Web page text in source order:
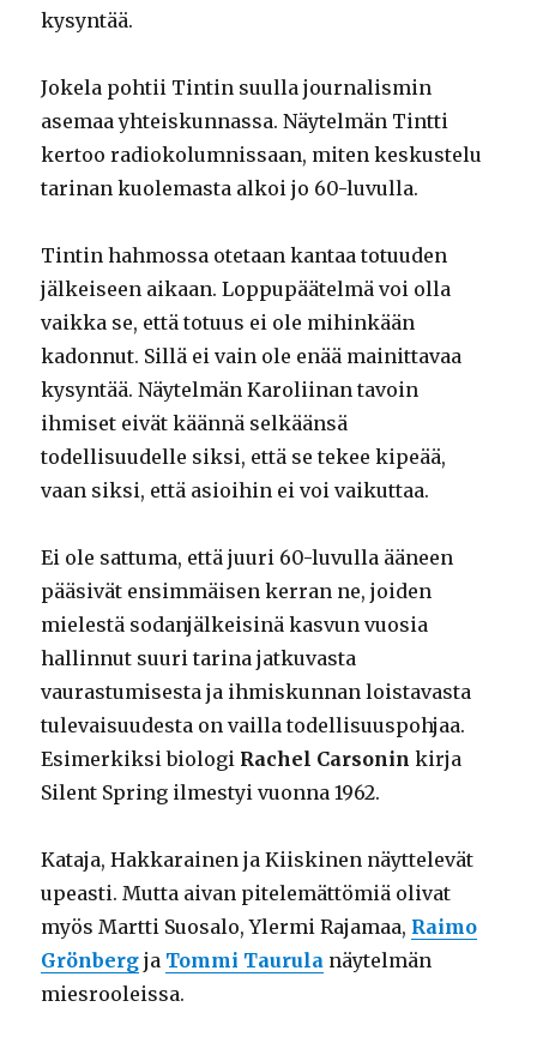
kysyntää.
Jokela pohtii Tintin suulla journalismin
asemaa yhteiskunnassa. Näytelmän Tintti
kertoo radiokolumnissaan, miten keskustelu
tarinan kuolemasta alkoi jo 60-luvulla.
Tintin hahmossa otetaan kantaa totuuden
jälkeiseen aikaan. Loppupäätelmä voi olla
vaikka se, että totuus ei ole mihinkään
kadonnut. Sillä ei vain ole enää mainittavaa
kysyntää. Näytelmän Karoliinan tavoin
ihmiset eivät käännä selkäänsä
todellisuudelle siksi, että se tekee kipeää,
vaan siksi, että asioihin ei voi vaikuttaa.
Ei ole sattuma, että juuri 60-luvulla ääneen
pääsivät ensimmäisen kerran ne, joiden
mielestä sodanjälkeisinä kasvun vuosia
hallinnut suuri tarina jatkuvasta
vaurastumisesta ja ihmiskunnan loistavasta
tulevaisuudesta on vailla todellisuuspohjaa.
Esimerkiksi biologi Rachel Carsonin kirja
Silent Spring ilmestyi vuonna 1962.
Kataja, Hakkarainen ja Kiiskinen näyttelevät
upeasti. Mutta aivan pitelemättömiä olivat
myös Martti Suosalo, Ylermi Rajamaa, Raimo
Grönberg ja Tommi Taurula näytelmän
miesrooleissa.